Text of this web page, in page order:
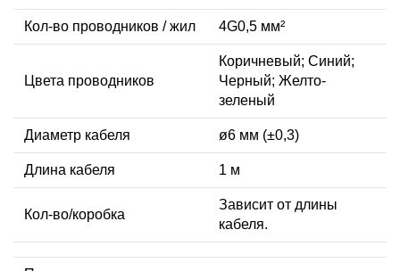
Кол-во проводников / жил 4G0,5 мм²
Цвета проводников
Коричневый; Синий;
Черный; Желто-
зеленый
Диаметр кабеля ø6 мм (±0,3)
Длина кабеля 1 м
Кол-во/коробка
Зависит от длины
кабеля.